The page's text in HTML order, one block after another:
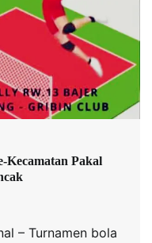
Kecamatan Pakal
– Turnamen bola